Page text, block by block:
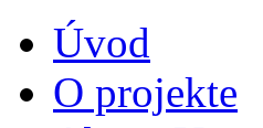
Úvod
O projekte